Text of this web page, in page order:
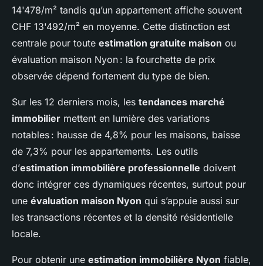
14'478/m² tandis qu’un appartement affiche souvent
CHF 13'492/m² en moyenne. Cette distinction est
centrale pour toute estimation gratuite maison ou
évaluation maison Nyon : la fourchette de prix
observée dépend fortement du type de bien.
Sur les 12 derniers mois, les tendances marché
immobilier mettent en lumière des variations
notables : hausse de 4,8% pour les maisons, baisse
de 7,3% pour les appartements. Les outils
d’estimation immobilière professionnelle doivent
donc intégrer ces dynamiques récentes, surtout pour
une évaluation maison Nyon qui s’appuie aussi sur
les transactions récentes et la densité résidentielle
locale.
Pour obtenir une estimation immobilière Nyon fiable,